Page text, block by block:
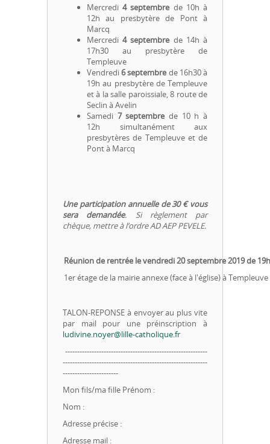
Mercredi4 septembre de 10h à
12h au presbytère de Pont à
Marcq
Mercredi4 septembre de 14h à
17h30 au presbytère de
Templeuve
Vendredi6 septembre de 16h30 à
19h au presbytère de Templeuve
et à la salle paroissiale, 8 route de
Seclin à Avelin
Samedi 7 septembre de 10 h à
12h simultanément aux
presbytères de Templeuve et de
Pont à Marcq
Une participation annuelle de 30 € vous
sera demandée. Si règlement par
chèque, mettre à l’ordre AD AEP PEVELE.
Réunion de rentrée le vendredi 20 septembre 2019 de
1er étage de la mairie annexe (face à l'église) à Templeuve
TALON-REPONSE à envoyer au plus vite
par mail pour une préinscription à
ludivine.noyer@lille-catholique.fr
-----------------------------------------------------------
------------------------------------------------------------
-----------------------
Mon fils/ma fille Prénom :
Nom :
Adresse précise :
Adresse mail :